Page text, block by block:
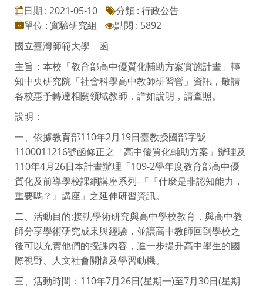
日期 : 2021-05-10
分類 : 行政公告
單位 : 實驗研究組
點閱 : 5892
國立臺灣師範大學 函
主旨：本校「教育部高中優質化輔助方案實施計畫」轉
知中央研究院「社會科學高中教師研習營」資訊，敬請
各校惠予轉達相關領域教師，詳如說明，請查照。
說明：
一、依據教育部110年2月19日臺教授國部字號
1100011216號函修正之「高中優質化輔助方案」辦理及
110年4月26日本計畫辦理「109-2學年度教育部高中優
質化及前導學校課綱講座系列-「『什麼是非認知能力，
重要嗎？』講座」之延伸研習資訊。
二、活動目的:接軌學術研究與高中學校教育，與高中教
師分享學術研究成果與經驗，並讓高中教師回到學校之
後可以充實他們的授課內容，進一步提升高中學生的國
際視野、人文社會關懷及學習動機。
三、活動時間：110年7月26日(星期一)至7月30日(星期